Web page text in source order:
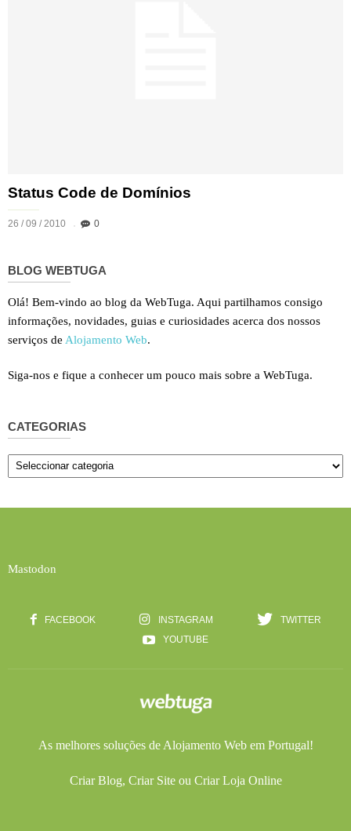
Status Code de Domínios
26 / 09 / 2010 0
BLOG WEBTUGA
Olá! Bem-vindo ao blog da WebTuga. Aqui partilhamos consigo
informações, novidades, guias e curiosidades acerca dos nossos
serviços de Alojamento Web.
Siga-nos e fique a conhecer um pouco mais sobre a WebTuga.
CATEGORIAS
Categorias
Mastodon
FACEBOOK INSTAGRAM
TWITTER
YOUTUBE
As melhores soluções de Alojamento Webem Portugal!
Criar Blog, Criar Siteou Criar Loja Online